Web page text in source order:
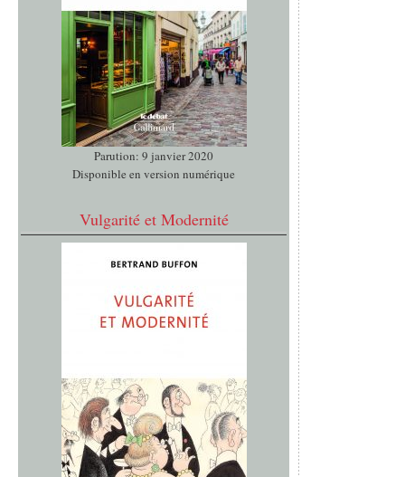
Parution: 9 janvier 2020
Disponible en version numérique
Vulgarité et Modernité